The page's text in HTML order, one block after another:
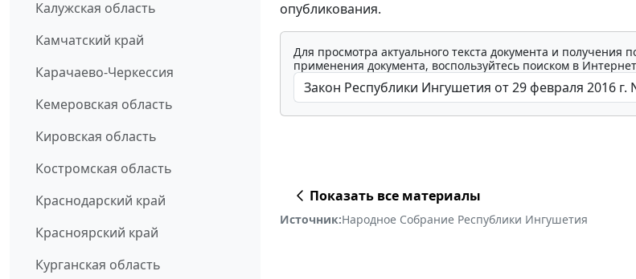
Калужская область
Камчатский край
Карачаево-Черкессия
Кемеровская область
Кировская область
Костромская область
Краснодарский край
Красноярский край
Курганская область
опубликования.
Для просмотра актуального текста документа и
применения документа, воспользуйтесь поиском в
Показать все материалы
Источник:Народное Собрание Республики Ингушетия